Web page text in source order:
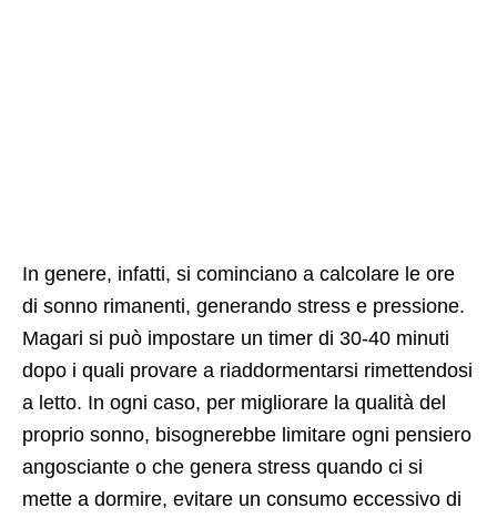
In genere, infatti, si cominciano a calcolare le ore
di sonno rimanenti, generando stress e pressione.
Magari si può impostare un timer di 30-40 minuti
dopo i quali provare a riaddormentarsi rimettendosi
a letto. In ogni caso, per migliorare la qualità del
proprio sonno, bisognerebbe limitare ogni pensiero
angosciante o che genera stress quando ci si
mette a dormire, evitare un consumo eccessivo di